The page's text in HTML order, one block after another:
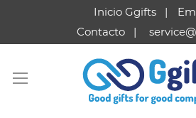
Inicio Ggifts
Contacto